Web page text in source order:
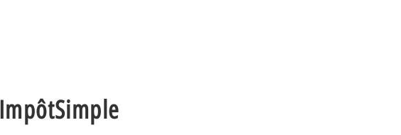
ImpôtSimple